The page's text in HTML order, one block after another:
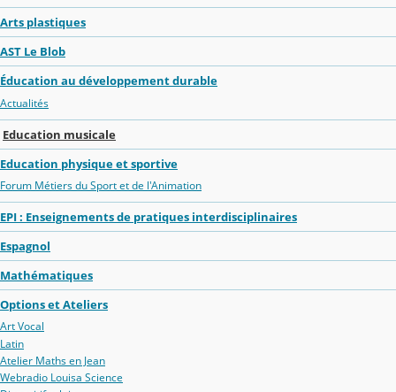
Arts plastiques
AST Le Blob
Éducation au développement durable
Actualités
Education musicale
Education physique et sportive
Forum Métiers du Sport et de l'Animation
EPI : Enseignements de pratiques interdisciplinaires
Espagnol
Mathématiques
Options et Ateliers
Art Vocal
Latin
Atelier Maths en Jean
Webradio Louisa Science